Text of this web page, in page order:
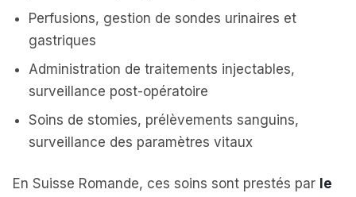
Perfusions, gestion de sondes urinaires et
gastriques
Administration de traitements injectables,
surveillance post-opératoire
Soins de stomies, prélèvements sanguins,
surveillance des paramètres vitaux
En Suisse Romande, ces soins sont prestés par le